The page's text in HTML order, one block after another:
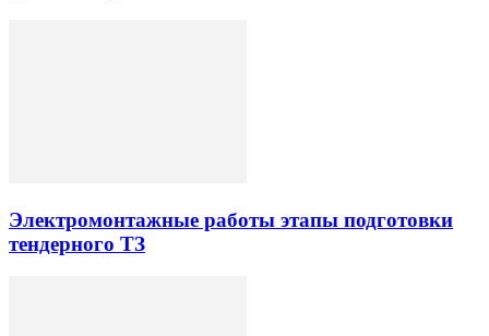
Электромонтажные работы этапы подготовки
тендерного ТЗ